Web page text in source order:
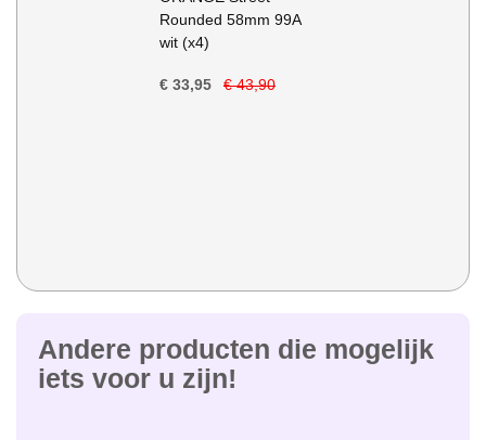
Rounded 58mm 99A
wit (x4)
€ 33,95 € 43,90
Andere producten die mogelijk
iets voor u zijn!